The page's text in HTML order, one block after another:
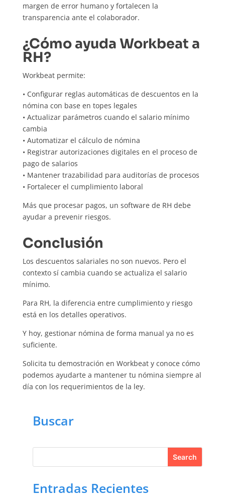
margen de error humano y fortalecen la
transparencia ante el colaborador.
¿Cómo ayuda Workbeat a
RH?
Workbeat permite:
• Configurar reglas automáticas de descuentos en la
nómina con base en topes legales
• Actualizar parámetros cuando el salario mínimo
cambia
• Automatizar el cálculo de nómina
• Registrar autorizaciones digitales en el proceso de
pago de salarios
• Mantener trazabilidad para auditorías de procesos
• Fortalecer el cumplimiento laboral
Más que procesar pagos, un software de RH debe
ayudar a prevenir riesgos.
Conclusión
Los descuentos salariales no son nuevos. Pero el
contexto sí cambia cuando se actualiza el salario
mínimo.
Para RH, la diferencia entre cumplimiento y riesgo
está en los detalles operativos.
Y hoy, gestionar nómina de forma manual ya no es
suficiente.
Solicita tu demostración en Workbeat y conoce cómo
podemos ayudarte a mantener tu nómina siempre al
día con los requerimientos de la ley.
Buscar
Entradas Recientes